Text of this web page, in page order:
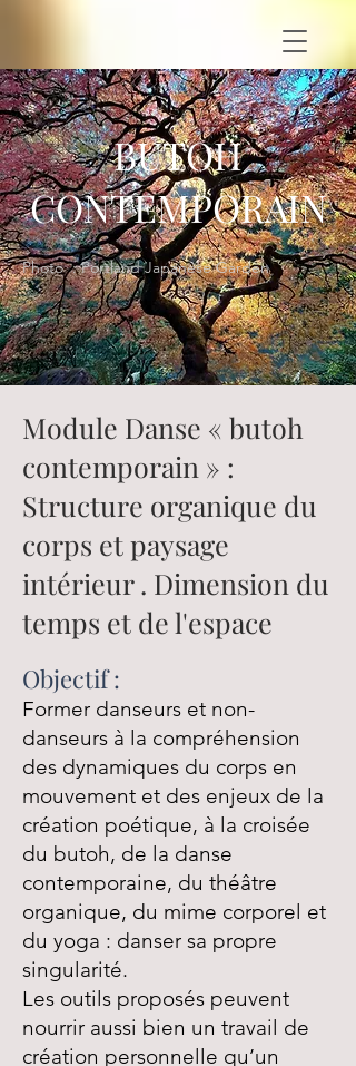
BUTOH
CONTEMPORAIN
Photo : Portland Japanese Garden
Module Danse « butoh
contemporain » :
Structure organique du
corps et paysage
intérieur . Dimension du
temps et de l'espace
Objectif :
Former danseurs et non-
danseurs à la compréhension
des dynamiques du corps en
mouvement et des enjeux de la
création poétique, à la croisée
du butoh, de la danse
contemporaine, du théâtre
organique, du mime corporel et
du yoga : danser sa propre
singularité.
Les outils proposés peuvent
nourrir aussi bien un travail de
création personnelle qu’un